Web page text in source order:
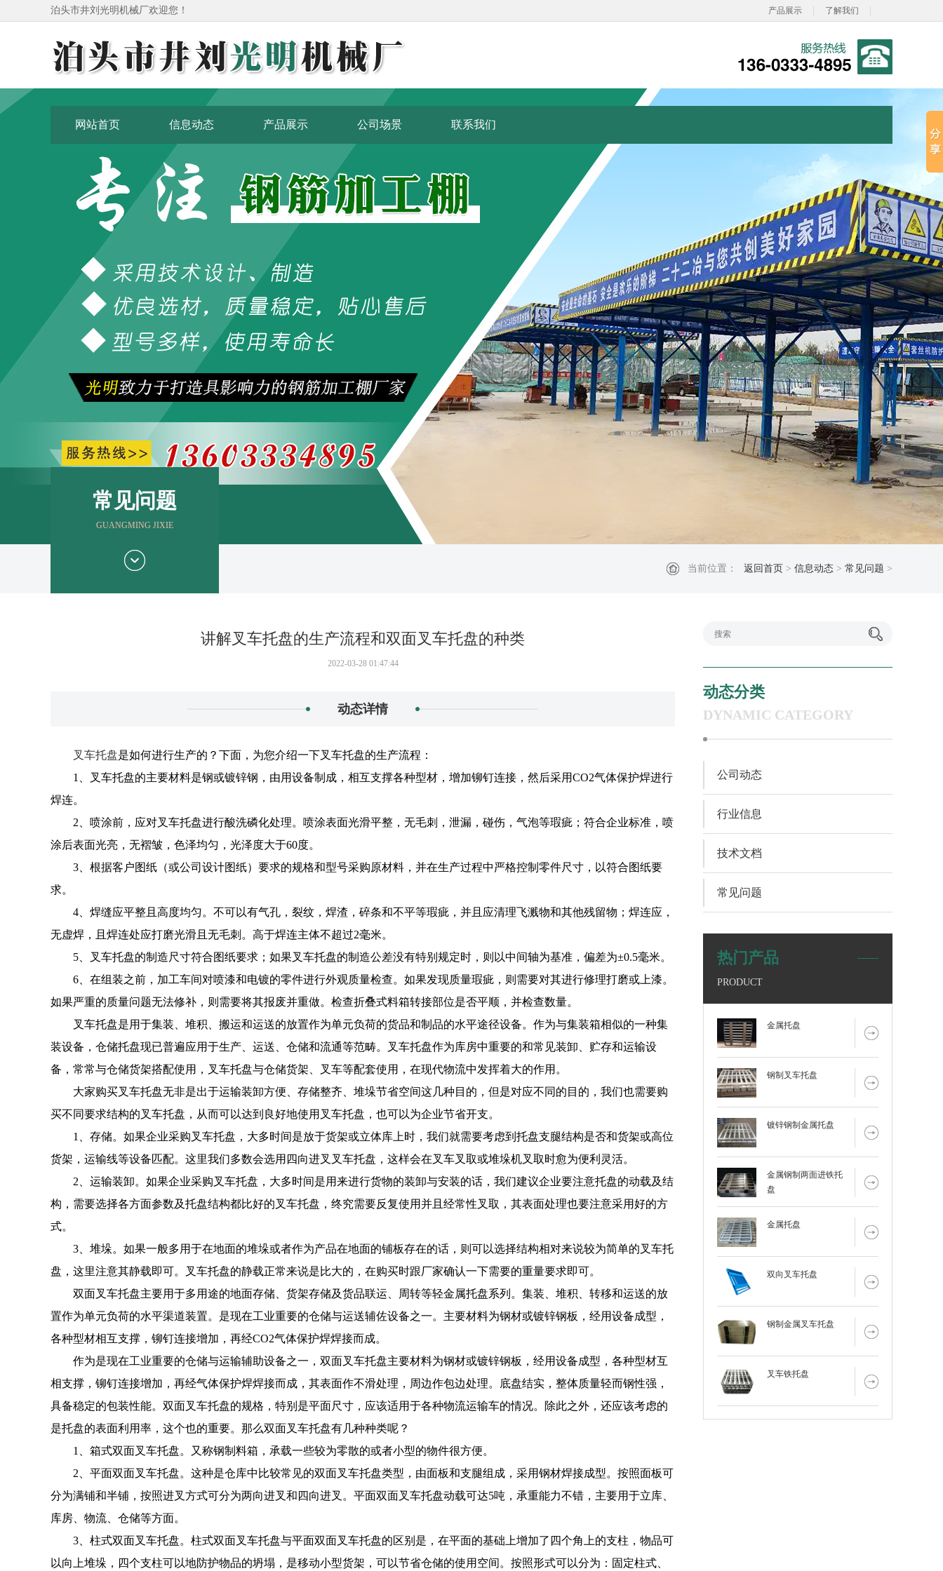
泊头市井刘光明机械厂欢迎您！ 产品展示 了解我们
网站首页 信息动态 产品展示 公司场景 联系我们
常见问题
GUANGMING JIXIE
当前位置： 返回首页 > 信息动态 > 常见问题 >
讲解叉车托盘的生产流程和双面叉车托盘的种类
2022-03-28 01:47:44
动态详情
叉车托盘是如何进行生产的？下面，为您介绍一下叉车托盘的生产流程：
1、叉车托盘的主要材料是钢或镀锌钢，由用设备制成，相互支撑各种型材，增加铆钉连接，然后采用CO2气体保护焊进行
焊连。
2、喷涂前，应对叉车托盘进行酸洗磷化处理。喷涂表面光滑平整，无毛刺，泄漏，碰伤，气泡等瑕疵；符合企业标准，喷
涂后表面光亮，无褶皱，色泽均匀，光泽度大于60度。
3、根据客户图纸（或公司设计图纸）要求的规格和型号采购原材料，并在生产过程中严格控制零件尺寸，以符合图纸要
求。
4、焊缝应平整且高度均匀。不可以有气孔，裂纹，焊渣，碎条和不平等瑕疵，并且应清理飞溅物和其他残留物；焊连应，
无虚焊，且焊连处应打磨光滑且无毛刺。高于焊连主体不超过2毫米。
5、叉车托盘的制造尺寸符合图纸要求；如果叉车托盘的制造公差没有特别规定时，则以中间轴为基准，偏差为±0.5毫米。
6、在组装之前，加工车间对喷漆和电镀的零件进行外观质量检查。如果发现质量瑕疵，则需要对其进行修理打磨或上漆。
如果严重的质量问题无法修补，则需要将其报废并重做。检查折叠式料箱转接部位是否平顺，并检查数量。
叉车托盘是用于集装、堆积、搬运和运送的放置作为单元负荷的货品和制品的水平途径设备。作为与集装箱相似的一种集
装设备，仓储托盘现已普遍应用于生产、运送、仓储和流通等范畴。叉车托盘作为库房中重要的和常见装卸、贮存和运输设
备，常常与仓储货架搭配使用，叉车托盘与仓储货架、叉车等配套使用，在现代物流中发挥着大的作用。
大家购买叉车托盘无非是出于运输装卸方便、存储整齐、堆垛节省空间这几种目的，但是对应不同的目的，我们也需要购
买不同要求结构的叉车托盘，从而可以达到良好地使用叉车托盘，也可以为企业节省开支。
1、存储。如果企业采购叉车托盘，大多时间是放于货架或立体库上时，我们就需要考虑到托盘支腿结构是否和货架或高位
货架，运输线等设备匹配。这里我们多数会选用四向进叉叉车托盘，这样会在叉车叉取或堆垛机叉取时愈为便利灵活。
2、运输装卸。如果企业采购叉车托盘，大多时间是用来进行货物的装卸与安装的话，我们建议企业要注意托盘的动载及结
构，需要选择各方面参数及托盘结构都比好的叉车托盘，终究需要反复使用并且经常性叉取，其表面处理也要注意采用好的方
式。
3、堆垛。如果一般多用于在地面的堆垛或者作为产品在地面的铺板存在的话，则可以选择结构相对来说较为简单的叉车托
盘，这里注意其静载即可。叉车托盘的静载正常来说是比大的，在购买时跟厂家确认一下需要的重量要求即可。
双面叉车托盘主要用于多用途的地面存储、货架存储及货品联运、周转等轻金属托盘系列。集装、堆积、转移和运送的放
置作为单元负荷的水平渠道装置。是现在工业重要的仓储与运送辅佐设备之一。主要材料为钢材或镀锌钢板，经用设备成型，
各种型材相互支撑，铆钉连接增加，再经CO2气体保护焊焊接而成。
作为是现在工业重要的仓储与运输辅助设备之一，双面叉车托盘主要材料为钢材或镀锌钢板，经用设备成型，各种型材互
相支撑，铆钉连接增加，再经气体保护焊焊接而成，其表面作不滑处理，周边作包边处理。底盘结实，整体质量轻而钢性强，
具备稳定的包装性能。双面叉车托盘的规格，特别是平面尺寸，应该适用于各种物流运输车的情况。除此之外，还应该考虑的
是托盘的表面利用率，这个也的重要。那么双面叉车托盘有几种种类呢？
1、箱式双面叉车托盘。又称钢制料箱，承载一些较为零散的或者小型的物件很方便。
2、平面双面叉车托盘。这种是仓库中比较常见的双面叉车托盘类型，由面板和支腿组成，采用钢材焊接成型。按照面板可
分为满铺和半铺，按照进叉方式可分为两向进叉和四向进叉。平面双面叉车托盘动载可达5吨，承重能力不错，主要用于立库、
库房、物流、仓储等方面。
3、柱式双面叉车托盘。柱式双面叉车托盘与平面双面叉车托盘的区别是，在平面的基础上增加了四个角上的支柱，物品可
以向上堆垛，四个支柱可以地防护物品的坍塌，是移动小型货架，可以节省仓储的使用空间。按照形式可以分为：固定柱式、
动态分类
DYNAMIC CATEGORY
公司动态
行业信息
技术文档
常见问题
热门产品
PRODUCT
金属托盘
钢制叉车托盘
镀锌钢制金属托盘
金属钢制两面进铁托
盘
金属托盘
双向叉车托盘
钢制金属叉车托盘
叉车铁托盘